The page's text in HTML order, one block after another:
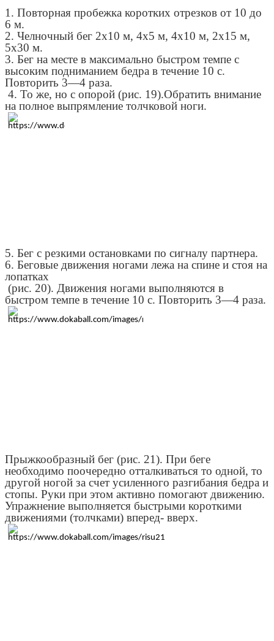
1. Повторная пробежка коротких отрезков от 10 до
6 м.
2. Челночный бег 2x10 м, 4x5 м, 4x10 м, 2x15 м,
5x30 м.
3. Бег на месте в максимально быстром темпе с
высоким подниманием бедра в течение 10 с.
Повторить 3—4 раза.
4. То же, но с опорой (рис. 19).Обратить внимание
на полное выпрямление толчковой ноги.
5. Бег с резкими остановками по сигналу партнера.
6. Беговые движения ногами лежа на спине и стоя на
лопатках
(рис. 20). Движения ногами выполняются в
быстром темпе в течение 10 с. Повторить 3—4 раза.
Прыжкообразный бег (рис. 21). При беге
необходимо поочередно отталкиваться то одной, то
другой ногой за счет усиленного разгибания бедра и
стопы. Руки при этом активно помогают движению.
Упражнение выполняется быстрыми короткими
движениями (толчками) вперед- вверх.